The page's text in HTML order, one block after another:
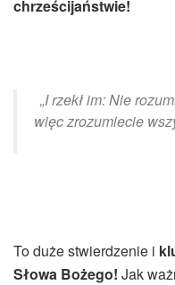
chrześcijaństwie!
„I rzekł im: Nie
więc zrozumiecie
To duże stwierdzenie i
Słowa Bożego! Jak